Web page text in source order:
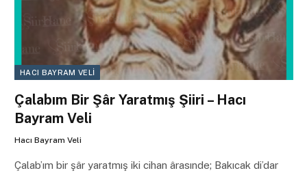
HACI BAYRAM VELI
Çalabım Bir Şâr Yaratmış Şiiri – Hacı
Bayram Veli
Hacı Bayram Veli
Çalab’ım bir şâr yaratmış iki cihan ârasınde; Bakıcak di’dar